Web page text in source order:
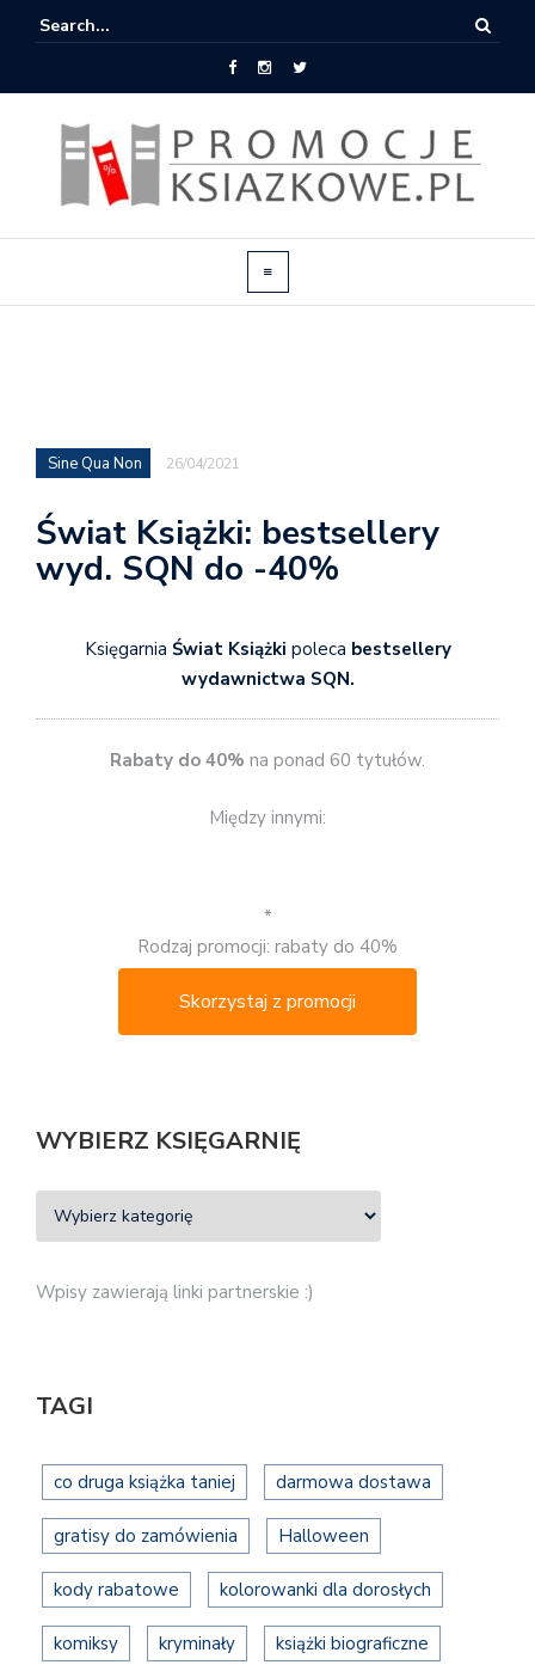
Sine Qua Non 26/04/2021
Świat Książki: bestsellery
wyd. SQN do -40%
Księgarnia Świat Książki poleca bestsellery
wydawnictwa SQN.
Rabaty do 40% na ponad 60 tytułów.
Między innymi:
*
Rodzaj promocji: rabaty do 40%
Skorzystaj z promocji
WYBIERZ KSIĘGARNIĘ
Wpisy zawierają linki partnerskie :)
TAGI
co druga książka taniej darmowa dostawa
gratisy do zamówienia Halloween
kody rabatowe kolorowanki dla dorosłych
komiksy kryminały książki biograficzne